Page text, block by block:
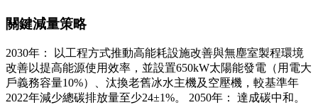
關鍵減量策略
2030年： 以工程方式推動高能耗設施改善與無塵室製程環境
改善以提高能源使用效率，並設置650kW太陽能發電（用電大
戶義務容量10%）、汰換老舊冰水主機及空壓機，較基準年
2022年減少總碳排放量至少24±1%。 2050年： 達成碳中和。